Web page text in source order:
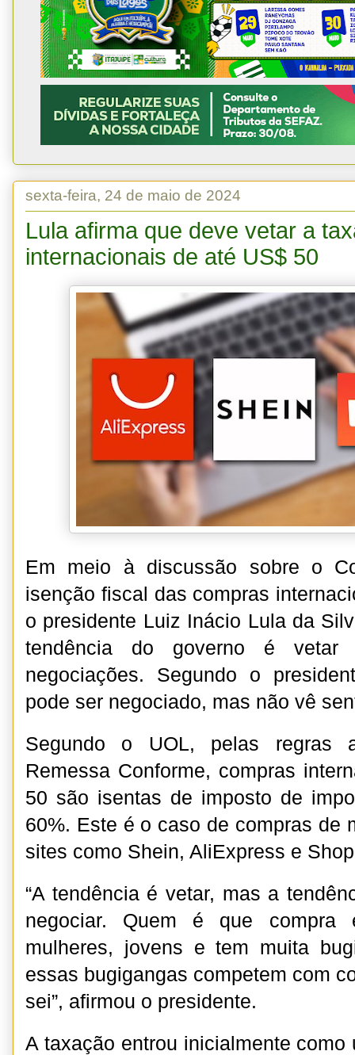
sexta-feira, 24 de maio de 2024
Lula afirma que deve vetar a
internacionais de até US$ 50
Em meio à discussão sobre o
isenção fiscal das compras
o presidente Luiz Inácio Lula da
tendência do governo é vetar
negociações. Segundo o
pode ser negociado, mas não vê
Segundo o UOL, pelas regras
Remessa Conforme, compras
50 são isentas de imposto de
60%. Este é o caso de compras de
sites como Shein, AliExpress e
“A tendência é vetar, mas a
negociar. Quem é que compra
mulheres, jovens e tem muita
essas bugigangas competem com
sei”, afirmou o presidente.
A taxação entrou inicialmente como